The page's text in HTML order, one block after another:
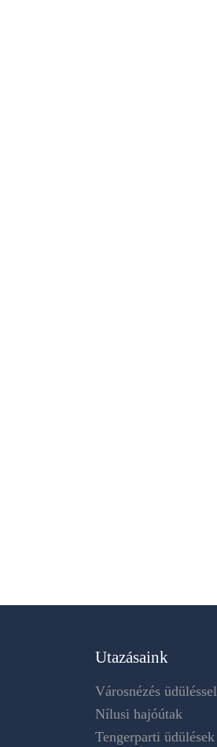
Utazásaink
Városnézés üdüléssel
Nílusi hajóútak
Tengerparti üdülések